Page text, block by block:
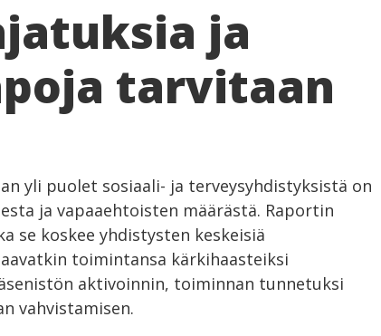
ja
tarvitaan
yli puolet sosiaali- ja terveysyhdistyksistä on
ja vapaaehtoisten määrästä. Raportin
se koskee yhdistysten keskeisiä
toimintansa kärkihaasteiksi
aktivoinnin, toiminnan tunnetuksi
vahvistamisen.